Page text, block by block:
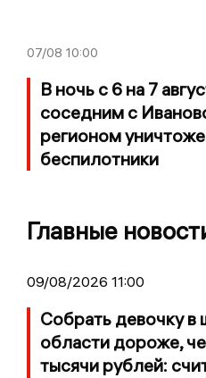
07/08 10:00
В ночь с 6 на 7
соседним с
регионом
беспилотники
Главные
09/08/2026 11:00
Собрать девочку в
области дороже,
тысячи рублей: